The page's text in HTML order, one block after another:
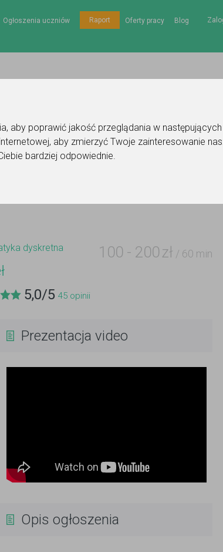
aby poprawić jakość przeglądania w
, aby zmierzyć Twoje zainteresowanie
bardziej odpowiednie.
Ogłoszenia uczniów Raport Oferty pracy Blog
- matematyka dyskretna
dyskretna 100 - 200 zł / 60 min
5,0/5 45 opinii
Prezentacja video
Opis ogłoszenia